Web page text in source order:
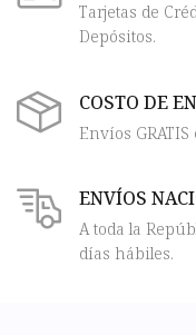
Tarjetas de
Depósitos.
COSTO DE
Envíos
ENVÍOS
A toda la
días hábiles.